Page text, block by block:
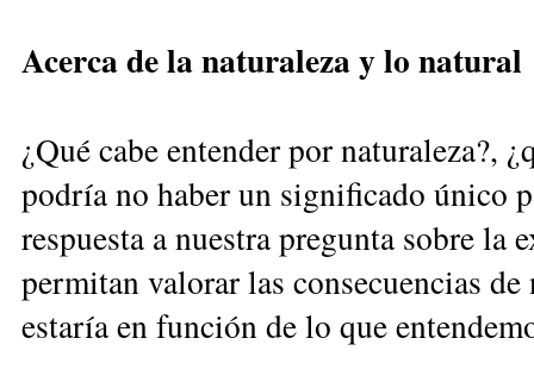
Acerca de la naturaleza y lo natural
¿Qué cabe entender por naturaleza?,
podría no haber un significado único
respuesta a nuestra pregunta so­bre la
permitan valorar las consecuencias
estaría en función de lo que